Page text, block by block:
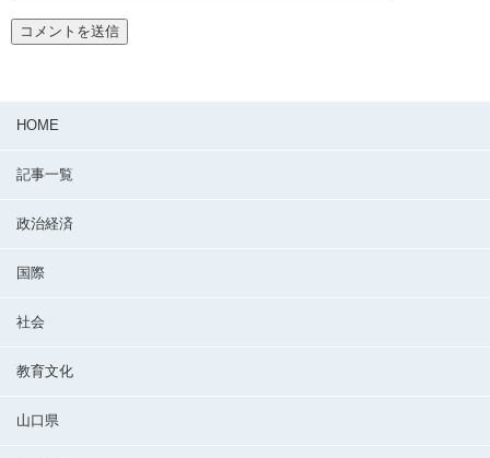
HOME
記事一覧
政治経済
国際
社会
教育文化
山口県